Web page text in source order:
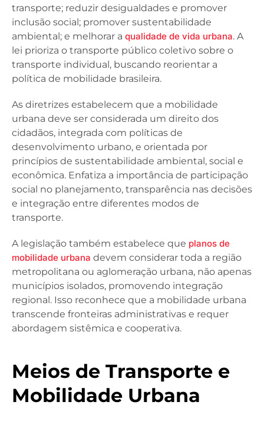
transporte; reduzir desigualdades e promover
inclusão social; promover sustentabilidade
ambiental; e melhorar a qualidade de vida urbana. A
lei prioriza o transporte público coletivo sobre o
transporte individual, buscando reorientar a
política de mobilidade brasileira.
As diretrizes estabelecem que a mobilidade
urbana deve ser considerada um direito dos
cidadãos, integrada com políticas de
desenvolvimento urbano, e orientada por
princípios de sustentabilidade ambiental, social e
econômica. Enfatiza a importância de participação
social no planejamento, transparência nas decisões
e integração entre diferentes modos de
transporte.
A legislação também estabelece que planos de
mobilidade urbana devem considerar toda a região
metropolitana ou aglomeração urbana, não apenas
municípios isolados, promovendo integração
regional. Isso reconhece que a mobilidade urbana
transcende fronteiras administrativas e requer
abordagem sistêmica e cooperativa.
Meios de Transporte e
Mobilidade Urbana